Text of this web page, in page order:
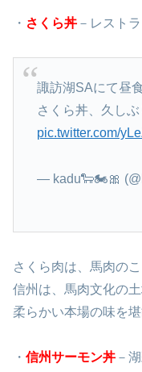
・ さくら丼 －レスト
諏訪湖SAにて昼
さくら丼、久し
pic.twitter.com/
— kadu🐑🏍🎀
さくら肉は、馬肉のこ
信州は、馬肉文化の
柔らかい本場の味を堪
・ 信州サーモン丼 －